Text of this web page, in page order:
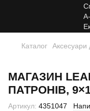
Каталог Аксесуари
МАГАЗИН
ПАТРОНІВ,
Артикул: 4351047